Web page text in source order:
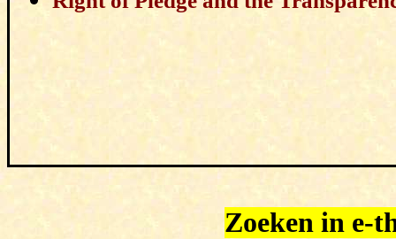
Zoeken in e-